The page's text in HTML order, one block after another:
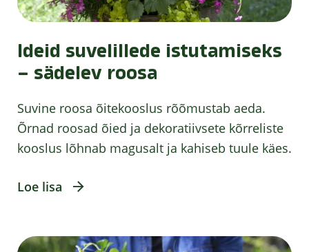
Ideid suvelillede istutamiseks
– sädelev roosa
Suvine roosa õitekooslus rõõmustab aeda.
Õrnad roosad õied ja dekoratiivsete kõrreliste
kooslus lõhnab magusalt ja kahiseb tuule käes.
Loe lisa